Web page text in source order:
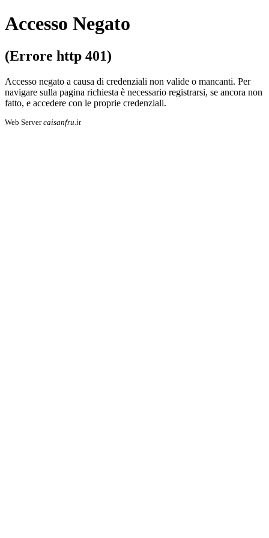
Accesso Negato
(Errore http 401)
Accesso negato a causa di credenziali non valide o mancanti. Per
navigare sulla pa­gi­na richiesta è necessario registrarsi, se an­co­ra non
fatto, e accedere con le proprie cre­den­zia­li.
Web Servercaisanfru.it